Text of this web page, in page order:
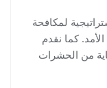
لمكافحة
كما نقدم
من الحشرات